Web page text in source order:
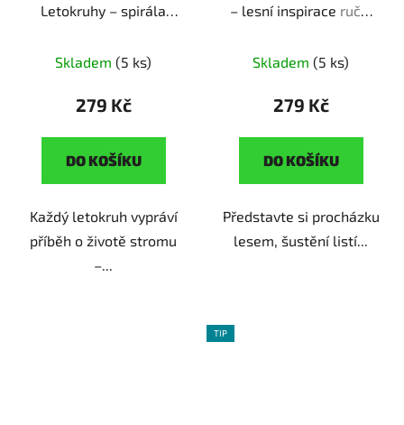
Letokruhy – spirála
milovnice přírody
Skladem (5 ks)
279 Kč
DO KOŠÍKU
Každý letokruh vypráví
příběh o životě stromu
–...
– lesní inspirace ruční
Skladem (5 ks)
279 Kč
DO KOŠÍKU
Představte si procházku
lesem, šustění listí...
TIP